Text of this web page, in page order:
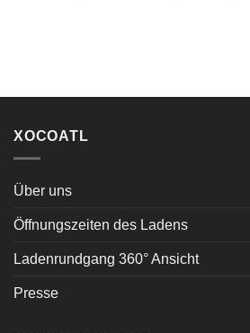
XOCOATL
Über uns
Öffnungszeiten des Ladens
Ladenrundgang 360° Ansicht
Presse